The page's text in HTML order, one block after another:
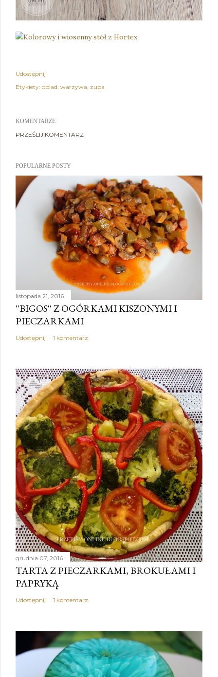
Udostępnij
Etykiety: obiad warzywa zupa
KOMENTARZE
PRZEŚLIJ KOMENTARZ
POPULARNE POSTY
listopada 21, 2016
''BIGOS'' Z OGÓRKAMI KISZONYMI I
PIECZARKAMI
Udostępnij 1 komentarz
grudnia 07, 2016
TARTA Z PIECZARKAMI, BROKUŁAMI I
PAPRYKĄ
Udostępnij 1 komentarz